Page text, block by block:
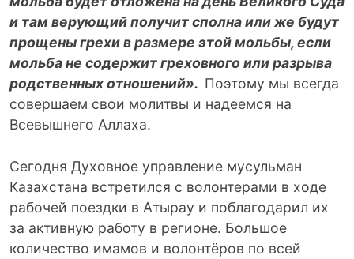
и там верующий получит сполна или же будут
прощены грехи в размере этой мольбы, если
мольба не содержит греховного или разрыва
родственных отношений». Поэтому мы всегда
совершаем свои молитвы и надеемся на
Всевышнего Аллаха.
Сегодня Духовное управление мусульман
Казахстана встретился с волонтерами в ходе
рабочей поездки в Атырау и поблагодарил их
за активную работу в регионе. Большое
количество имамов и волонтёров по всей